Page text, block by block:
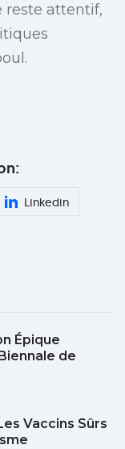
reste attentif,
Linkedin
Épique
de
Vaccins Sûrs